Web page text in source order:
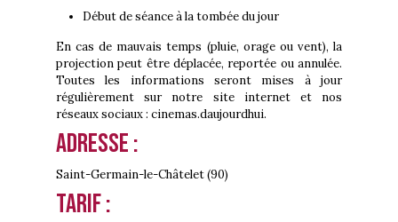
Début de séance à la tombée du jour
En cas de mauvais temps (pluie, orage ou vent), la
projection peut être déplacée, reportée ou annulée.
Toutes les informations seront mises à jour
régulièrement sur notre site internet et nos
réseaux sociaux : cinemas.daujourdhui.
Adresse :
Saint-Germain-le-Châtelet (90)
Tarif :